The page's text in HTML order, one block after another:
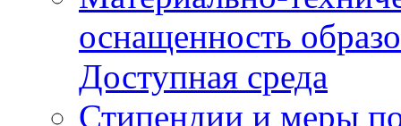
оснащенность
Доступная среда
Стипендии и меры